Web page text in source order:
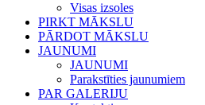
Visas izsoles
PIRKT MĀKSLU
PĀRDOT MĀKSLU
JAUNUMI
JAUNUMI
Parakstīties jaunumiem
PAR GALERIJU